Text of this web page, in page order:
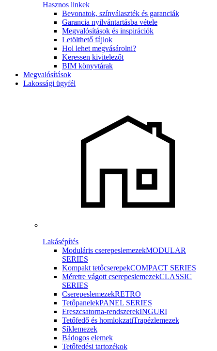
Hasznos linkek
Bevonatok, színválaszték és garanciák
Garancia nyilvántartásba vétele
Megvalósítások és inspirációk
Letölthető fájlok
Hol lehet megvásárolni?
Keressen kivitelezőt
BIM könyvtárak
Megvalósítások
Lakossági ügyfél
Lakásépítés
Moduláris cserepeslemezekMODULAR
SERIES
Kompakt tetőcserepekCOMPACT SERIES
Méretre vágott cserepeslemezekCLASSIC
SERIES
CserepeslemezekRETRO
TetőpanelekPANEL SERIES
Ereszcsatorna-rendszerekINGURI
Tetőfedő és homlokzatiTrapézlemezek
Síklemezek
Bádogos elemek
Tetőfedési tartozékok